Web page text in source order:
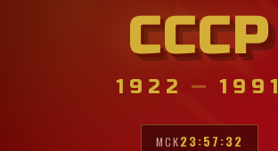
СССР
1922 — 1991
МСК23:57:33